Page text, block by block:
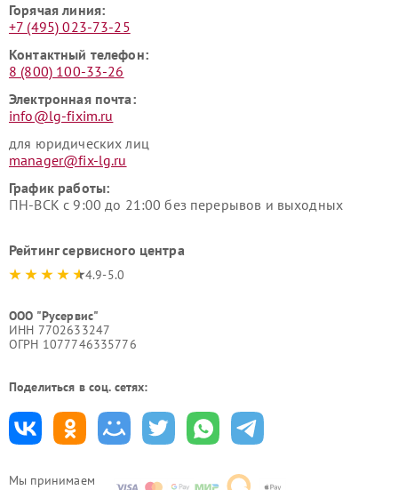
Мы принимаем
Горячая линия:
+7 (495) 023-73-25
Контактный телефон:
8 (800) 100-33-26
Электронная почта:
info@lg-fixim.ru
для юридических лиц
manager@fix-lg.ru
График работы:
ПН-ВСК с 9:00 до 21:00 без перерывов и выходных
Рейтинг сервисного центра
4.9-5.0
ООО "Русервис"
ИНН 7702633247
ОГРН 1077746335776
Поделиться в соц. сетях: